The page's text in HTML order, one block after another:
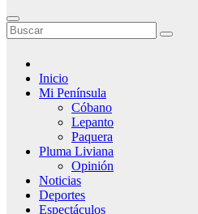
Inicio
Mi Península
Cóbano
Lepanto
Paquera
Pluma Liviana
Opinión
Noticias
Deportes
Espectáculos